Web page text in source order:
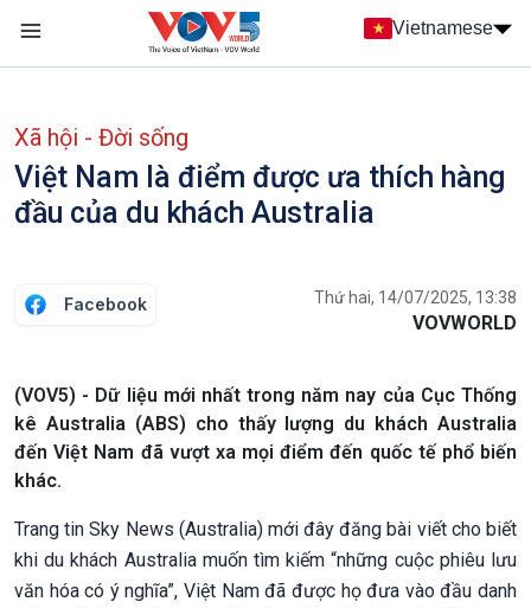
Nhảy đến nội dung
Vietnamese
Xã hội - Đời sống
Việt Nam là điểm được ưa thích hàng
đầu của du khách Australia
Facebook Thứ hai, 14/07/2025, 13:38
VOVWORLD
(VOV5) - Dữ liệu mới nhất trong năm nay của Cục Thống
kê Australia (ABS) cho thấy lượng du khách Australia
đến Việt Nam đã vượt xa mọi điểm đến quốc tế phổ biến
khác.
Trang tin Sky News (Australia) mới đây đăng bài viết cho biết
khi du khách Australia muốn tìm kiếm “những cuộc phiêu lưu
văn hóa có ý nghĩa”, Việt Nam đã được họ đưa vào đầu danh